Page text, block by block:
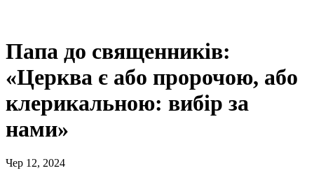
Папа до священників:
«Церква є або пророчою, або
клерикальною: вибір за
нами»
Чер 12, 2024